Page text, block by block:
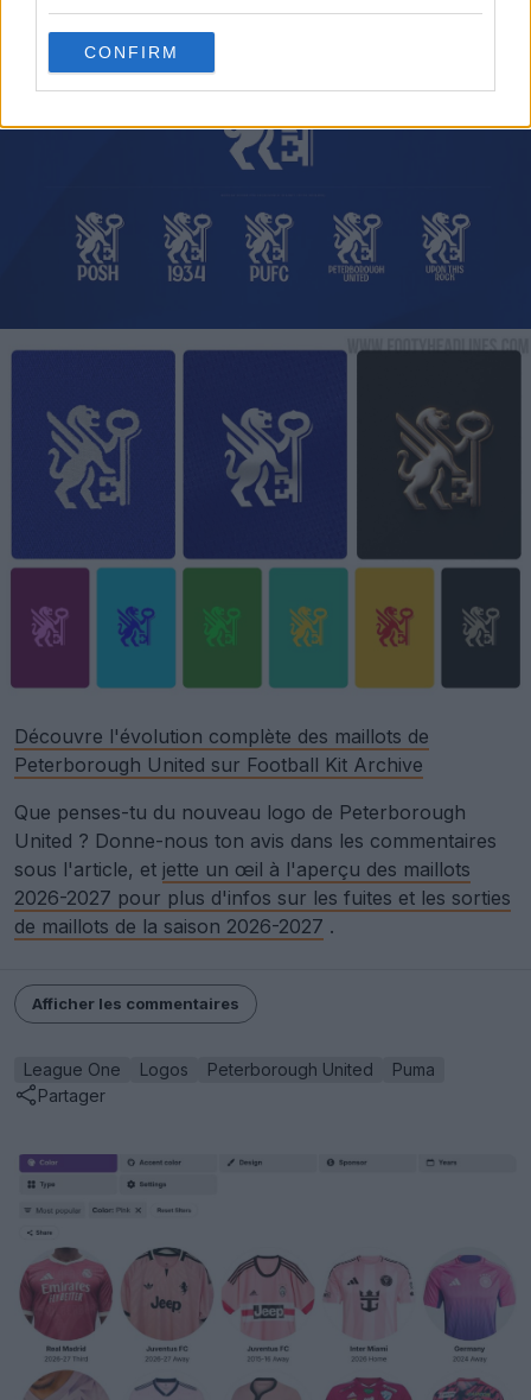
CONFIRM
Découvre l'évolution complète des maillots de
Peterborough United sur Football Kit Archive
Que penses-tu du nouveau logo de Peterborough
United ? Donne-nous ton avis dans les commentaires
sous l'article, et jette un œil à l'aperçu des maillots
2026-2027 pour plus d'infos sur les fuites et les sorties
de maillots de la saison 2026-2027 .
Afficher les commentaires
League One Logos Peterborough United
Puma
Partager